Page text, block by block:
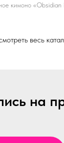
кимоно «Obsidian
весь
на